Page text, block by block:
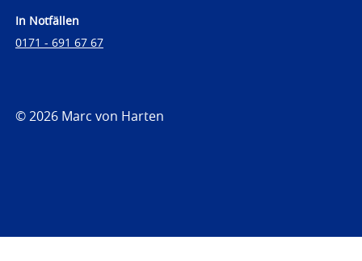
In Notfällen
0171 - 691 67 67
© 2026 Marc von Harten